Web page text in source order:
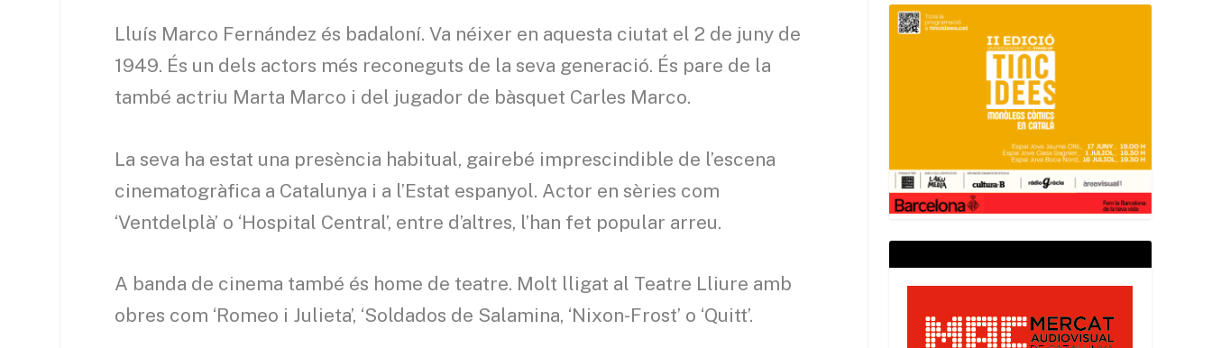
Lluís Marco Fernández és badaloní. Va néixer en aquesta ciutat el 2 de juny de
1949. És un dels actors més reconeguts de la seva generació. És pare de la
també actriu Marta Marco i del jugador de bàsquet Carles Marco.
La seva ha estat una presència habitual, gairebé imprescindible de l’escena
cinematogràfica a Catalunya i a l’Estat espanyol. Actor en sèries com
‘Ventdelplà’ o ‘Hospital Central’, entre d’altres, l’han fet popular arreu.
A banda de cinema també és home de teatre. Molt lligat al Teatre Lliure amb
obres com ‘Romeo i Julieta’, ‘Soldados de Salamina, ‘Nixon-Frost’ o ‘Quitt’.